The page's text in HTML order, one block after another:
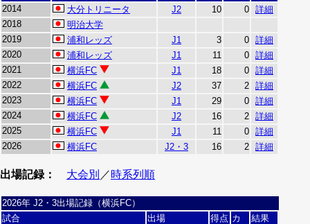
2014
大分トリニータ J2 10 0 詳細
2018
明治大学
2019
浦和レッズ J1 3 0 詳細
2020
浦和レッズ J1 11 0 詳細
2021
横浜FC J1 18 0 詳細
2022
横浜FC J2 37 2 詳細
2023
横浜FC J1 29 0 詳細
2024
横浜FC J2 16 2 詳細
2025
横浜FC J1 11 0 詳細
2026
横浜FC J2・3 16 2 詳細
出場記録： 大会別 ／時系列順
2026年 J2・3出場記録（横浜FC）
試合
出場 得点 カ
結果